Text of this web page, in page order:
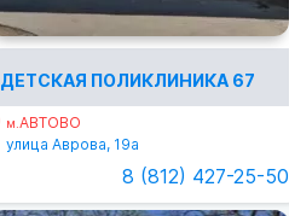
ДЕТСКАЯ ПОЛИКЛИНИКА 67
м.АВТОВО
улица Аврова, 19а
8 (812) 427-25-50